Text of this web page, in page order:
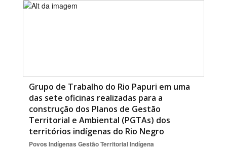
Grupo de Trabalho do Rio Papuri em uma
das sete oficinas realizadas para a
construção dos Planos de Gestão
Territorial e Ambiental (PGTAs) dos
territórios indígenas do Rio Negro
Povos Indígenas Gestão Territorial Indígena